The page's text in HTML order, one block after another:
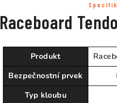
Raceboard
Produkt
Bezpečnostní prvek
Typ kloubu